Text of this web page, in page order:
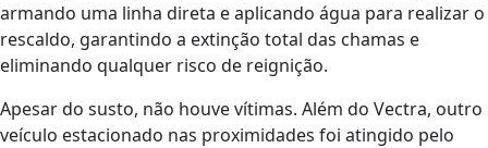
armando uma linha direta e aplicando água para realizar o
rescaldo, garantindo a extinção total das chamas e
eliminando qualquer risco de reignição.
Apesar do susto, não houve vítimas. Além do Vectra, outro
veículo estacionado nas proximidades foi atingido pelo